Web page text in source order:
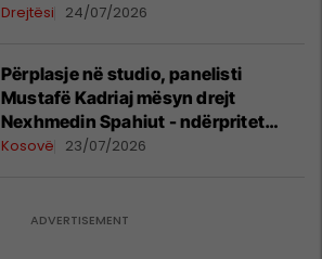
Drejtësi 24/07/2026
Përplasje në studio, panelisti
Mustafë Kadriaj mësyn drejt
Nexhmedin Spahiut - ndërpritet
transmetimi
Kosovë 23/07/2026